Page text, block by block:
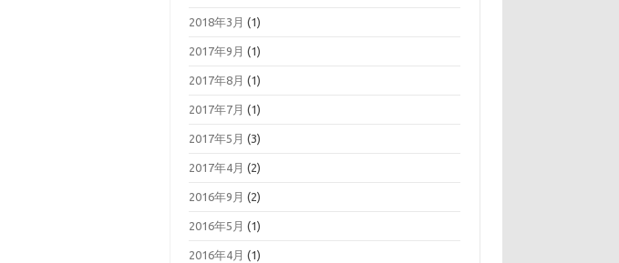
2018年3月 (1)
2017年9月 (1)
2017年8月 (1)
2017年7月 (1)
2017年5月 (3)
2017年4月 (2)
2016年9月 (2)
2016年5月 (1)
2016年4月 (1)